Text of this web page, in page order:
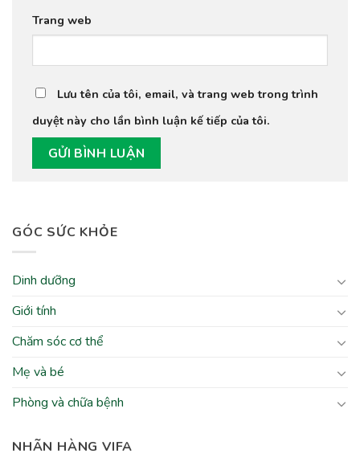
GÓC SỨC KHỎE
Dinh dưỡng
Giới tính
Chăm sóc cơ thể
Mẹ và bé
Phòng và chữa bệnh
NHÃN HÀNG VIFA
Trang web
Lưu tên của tôi, email, và trang web trong trình
duyệt này cho lần bình luận kế tiếp của tôi.